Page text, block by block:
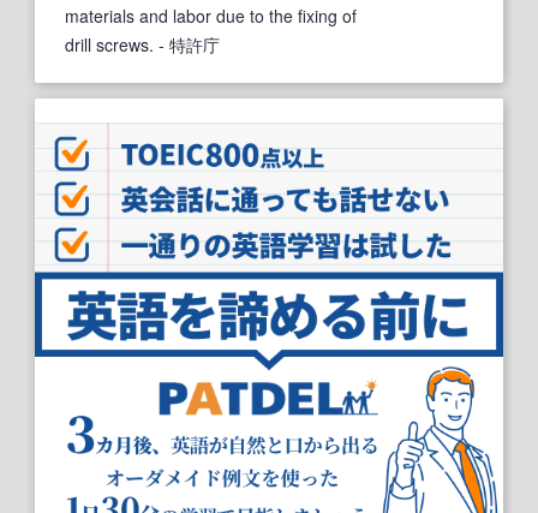
materials and labor due to the fixing of
drill screws. - 特許庁